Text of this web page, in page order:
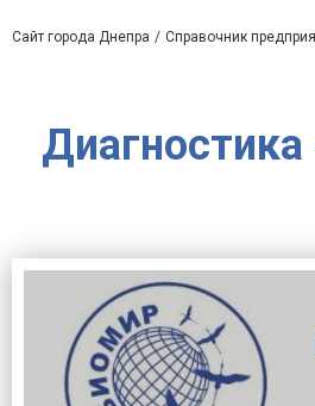
Сайт города Днепра Справочник